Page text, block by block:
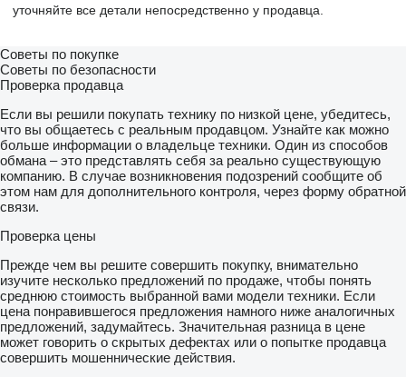
уточняйте все детали непосредственно у продавца.
Советы по покупке
Советы по безопасности
Проверка продавца
Если вы решили покупать технику по низкой цене, убедитесь,
что вы общаетесь с реальным продавцом. Узнайте как можно
больше информации о владельце техники. Один из способов
обмана – это представлять себя за реально существующую
компанию. В случае возникновения подозрений сообщите об
этом нам для дополнительного контроля, через форму обратной
связи.
Проверка цены
Прежде чем вы решите совершить покупку, внимательно
изучите несколько предложений по продаже, чтобы понять
среднюю стоимость выбранной вами модели техники. Если
цена понравившегося предложения намного ниже аналогичных
предложений, задумайтесь. Значительная разница в цене
может говорить о скрытых дефектах или о попытке продавца
совершить мошеннические действия.